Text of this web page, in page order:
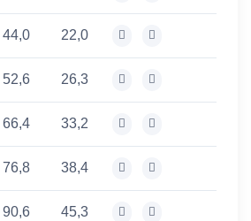
44,0 22,0
52,6 26,3
66,4 33,2
76,8 38,4
90,6 45,3